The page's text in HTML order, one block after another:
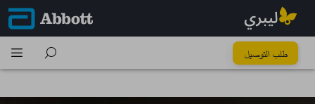
طلب التوصيلكُل خطوة تِفرق